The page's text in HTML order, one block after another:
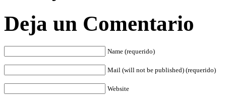
Deja un Comentario
Name (requerido)
Mail (will not be published) (requerido)
Website